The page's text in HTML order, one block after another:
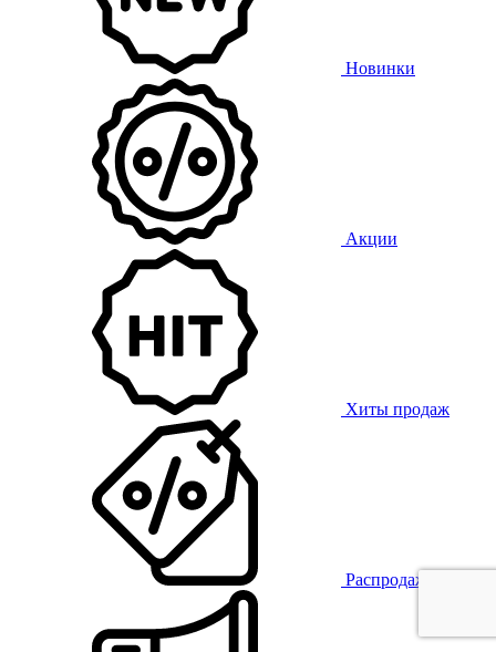
Новинки
Акции
Хиты продаж
Распродажа